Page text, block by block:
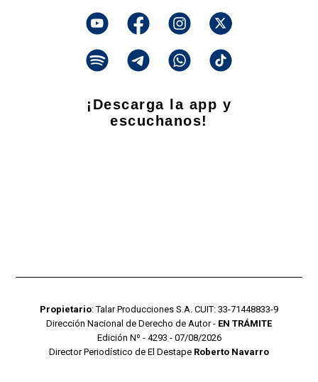
¡Descarga la app y
escuchanos!
Propietario: Talar Producciones S.A. CUIT: 33-71448833-9
Dirección Nacional de Derecho de Autor - EN TRÁMITE
Edición Nº - 4293 - 07/08/2026
Director Periodístico de El Destape Roberto Navarro